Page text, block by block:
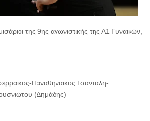
της 9ης αγωνιστικής της Α1 Γυναικών,
Παναθηναϊκός Τσάνταλη-
(Δημάδης)